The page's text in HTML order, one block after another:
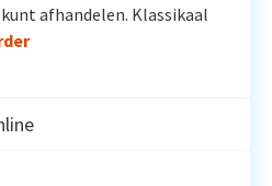
afhandelen. Klassikaal